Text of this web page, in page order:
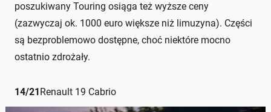
poszukiwany Touring osiąga też wyższe ceny
(zazwyczaj ok. 1000 euro większe niż limuzyna). Części
są bezproblemowo dostępne, choć niektóre mocno
ostatnio zdrożały.
14/21Renault 19 Cabrio